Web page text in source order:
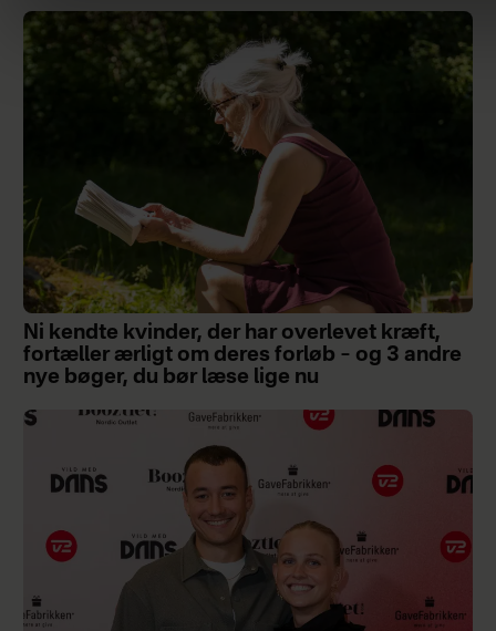
Ni kendte kvinder, der har overlevet kræft,
fortæller ærligt om deres forløb – og 3 andre
nye bøger, du bør læse lige nu